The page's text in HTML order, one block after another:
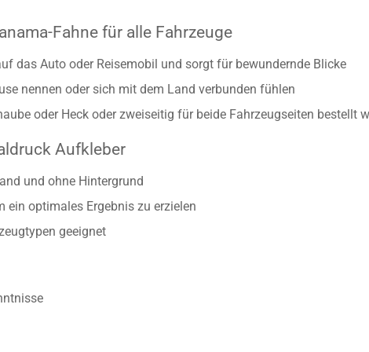
Fahne für alle Fahrzeuge
das Auto oder Reisemobil und sorgt für bewundernde Blicke
nennen oder sich mit dem Land verbunden fühlen
oder Heck oder zweiseitig für beide Fahrzeugseiten bestellt
Aufkleber
und ohne Hintergrund
ein optimales Ergebnis zu erzielen
geeignet